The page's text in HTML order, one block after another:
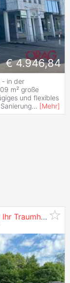
€ 4.946,84
- in der
m² große
und flexibles
... [Mehr]
Seltenheim-Love: Das Grundstück für Ihr Traumhaus in